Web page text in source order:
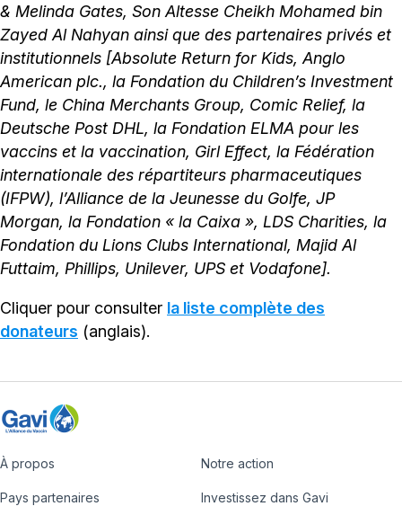
& Melinda Gates, Son Altesse Cheikh Mohamed bin
Zayed Al Nahyan ainsi que des partenaires privés et
institutionnels [Absolute Return for Kids, Anglo
American plc., la Fondation du Children’s Investment
Fund, le China Merchants Group, Comic Relief, la
Deutsche Post DHL, la Fondation ELMA pour les
vaccins et la vaccination, Girl Effect, la Fédération
internationale des répartiteurs pharmaceutiques
(IFPW), l’Alliance de la Jeunesse du Golfe, JP
Morgan, la Fondation « la Caixa », LDS Charities, la
Fondation du Lions Clubs International, Majid Al
Futtaim, Phillips, Unilever, UPS et Vodafone].
Cliquer pour consulter la liste complète des
donateurs (anglais).
Footer
À propos Notre action
Pays partenaires Investissez dans Gavi